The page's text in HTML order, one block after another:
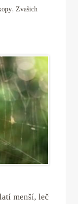
, Zvašich
menší, leč